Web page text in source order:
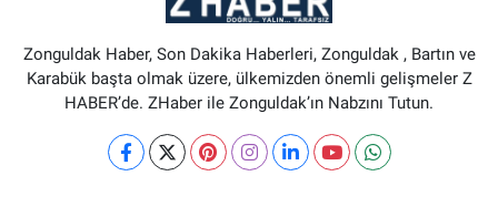
Zonguldak Haber, Son Dakika Haberleri, Zonguldak , Bartın ve
Karabük başta olmak üzere, ülkemizden önemli gelişmeler Z
HABER’de. ZHaber ile Zonguldak’ın Nabzını Tutun.